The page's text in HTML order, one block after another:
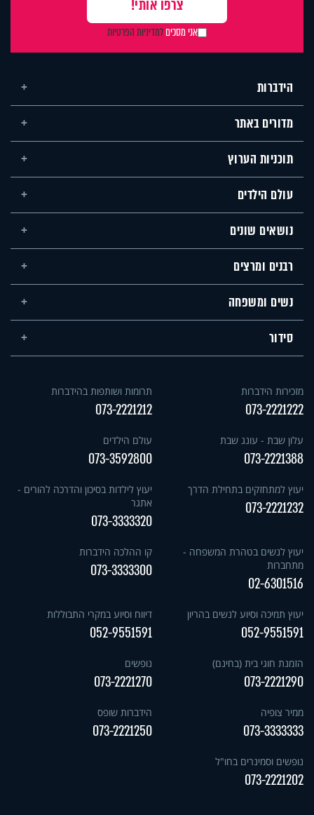
אני מסכיםלמדיניות הפרטיות
הידברות
מדורים באתר
תוכניות הערוץ
עולם הילדים
נושאים שונים
רבנים ומרצים
נשים ומשפחה
סידור
מזכירות הידברות
073-2221222
תרומות ושותפות בהידברות
073-2221212
עלון שבת - עונג שבת
073-2221388
עולם הילדים
073-3592800
יעוץ למתחזקים בתחילת הדרך
073-2221232
יעוץ לילדות בסיכון והדרכה להורים -
אתגר
073-3333320
יעוץ לנשים בטהרת המשפחה -
מתחברות
02-6301516
קו ההלכה הידברות
073-3333300
יעוץ תמיכה וסיוע לנשים בהריון
052-9551591
דיווח וסיוע במקרי התבוללות
052-9551591
הזמנת חוגי בית (בחינם)
073-2221290
נופשים
073-2221270
ממיר צופיה
073-3333333
הידברות שופס
073-2221250
נופשים וסמינרים בחו"ל
073-2221202